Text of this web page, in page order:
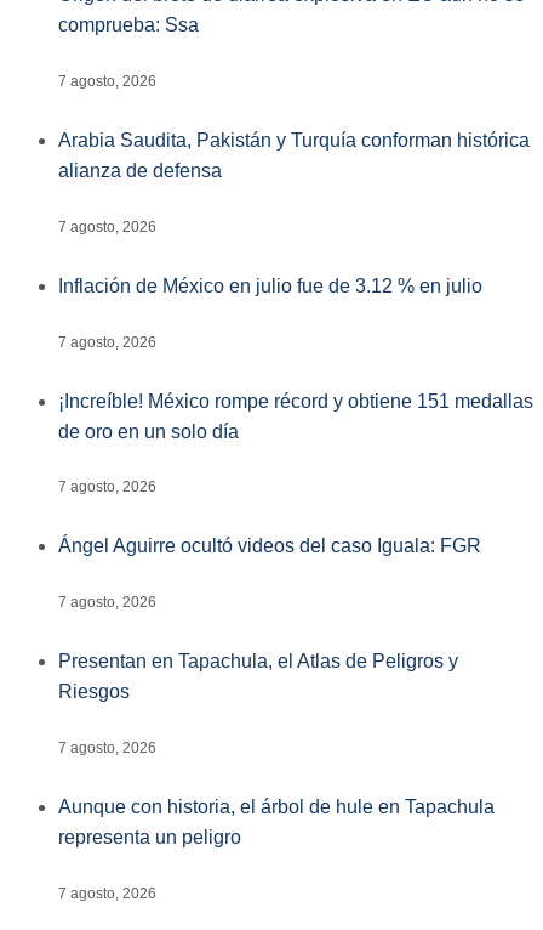
comprueba: Ssa
7 agosto, 2026
Arabia Saudita, Pakistán y Turquía conforman histórica
alianza de defensa
7 agosto, 2026
Inflación de México en julio fue de 3.12 % en julio
7 agosto, 2026
¡Increíble! México rompe récord y obtiene 151 medallas
de oro en un solo día
7 agosto, 2026
Ángel Aguirre ocultó videos del caso Iguala: FGR
7 agosto, 2026
Presentan en Tapachula, el Atlas de Peligros y
Riesgos
7 agosto, 2026
Aunque con historia, el árbol de hule en Tapachula
representa un peligro
7 agosto, 2026